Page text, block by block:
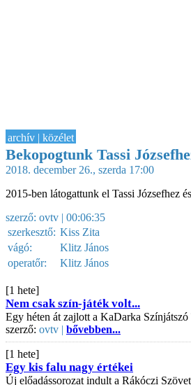
archív | közélet
Bekopogtunk Tassi
2018. december 26., szerda 17:00
2015-ben látogattunk el Tassi Józsefhez
szerző: ovtv | 00:06:35
szerkesztő: Kiss Zita
vágó:
Klitz János
operatőr:
Klitz János
[1 hete]
Nem csak szín-játék volt...
Egy héten át zajlott a KaDarka
szerző: ovtv | bővebben...
[1 hete]
Egy kis falu nagy értékei
Új előadássorozat indult a Rákóczi